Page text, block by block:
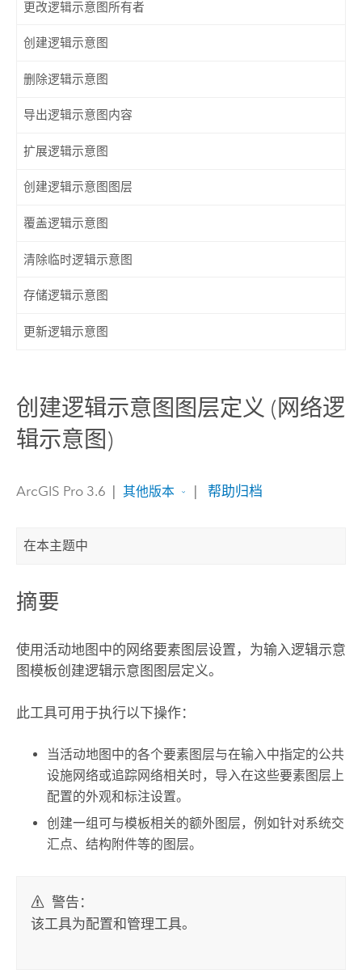
更改逻辑示意图所有者
创建逻辑示意图
删除逻辑示意图
导出逻辑示意图内容
扩展逻辑示意图
创建逻辑示意图图层
覆盖逻辑示意图
清除临时逻辑示意图
存储逻辑示意图
更新逻辑示意图
创建逻辑示意图图层定义 (网络逻
辑示意图)
ArcGIS Pro 3.6 | 其他版本 | 帮助归档
在本主题中
摘要
使用活动地图中的网络要素图层设置，为输入逻辑示意
图模板创建逻辑示意图图层定义。
此工具可用于执行以下操作：
当活动地图中的各个要素图层与在输入中指定的公共
设施网络或追踪网络相关时，导入在这些要素图层上
配置的外观和标注设置。
创建一组可与模板相关的额外图层，例如针对系统交
汇点、结构附件等的图层。
警告：
该工具为配置和管理工具。